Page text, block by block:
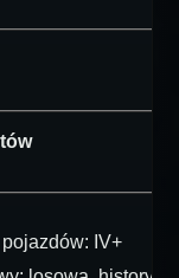
IV+